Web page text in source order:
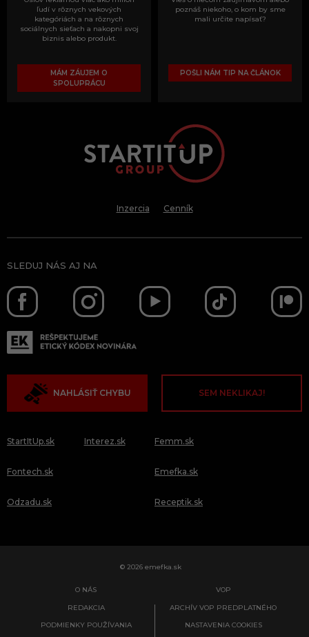
ľudí v rôznych vekových
kategóriách a na rôznych
sociálnych sieťach a nakopni svoj
biznis alebo produkt.
MÁM ZÁUJEM O
SPOLUPRÁCU
poznáš niekoho, o kom by sme
mali určite napísať?
POŠLI NÁM TIP NA ČLÁNOK
Inzercia Cenník
SLEDUJ NÁS AJ NA
NAHLÁSIŤ CHYBU SEM NEKLIKAJ!
StartItUp.sk
Fontech.sk
Odzadu.sk
Interez.sk Femm.sk
Emefka.sk
Receptik.sk
© 2026 emefka.sk
O NÁS
REDAKCIA
PODMIENKY POUŽÍVANIA
VOP
ARCHÍV VOP PREDPLATNÉHO
NASTAVENIA COOKIES